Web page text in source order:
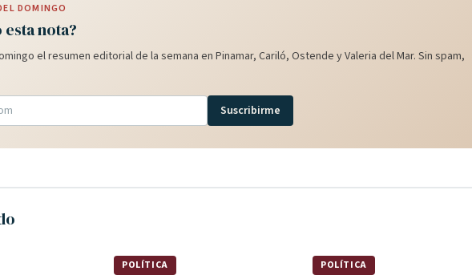
DOMINGO
esta nota?
el resumen editorial de la semana en Pinamar, Cariló, Ostende y Valeria del Mar. Sin spam,
Suscribirme
POLÍTICA POLÍTICA